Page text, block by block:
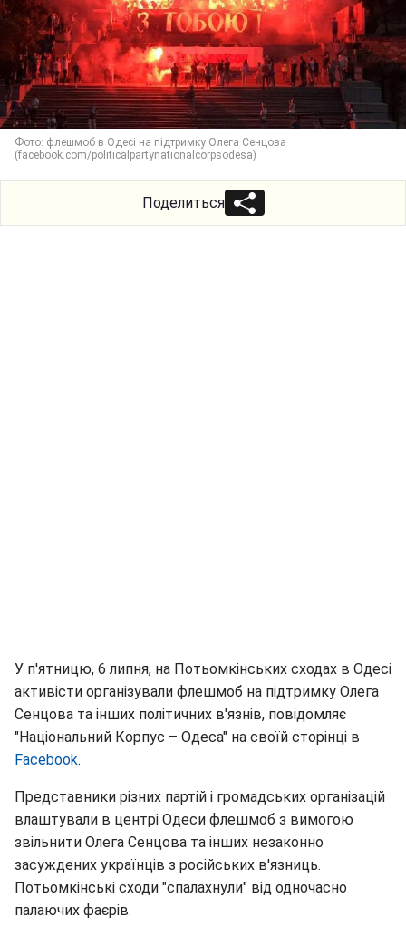
Фото: флешмоб в Одесі на підтримку Олега Сенцова
(facebook.com/politicalpartynationalcorpsodesa)
Поделиться
У п'ятницю, 6 липня, на Потьомкінських сходах в Одесі
активісти організували флешмоб на підтримку Олега
Сенцова та інших політичних в'язнів, повідомляє
"Національний Корпус – Одеса" на своїй сторінці в
Facebook.
Представники різних партій і громадських організацій
влаштували в центрі Одеси флешмоб з вимогою
звільнити Олега Сенцова та інших незаконно
засуждених українців з російських в'язниць.
Потьомкінські сходи "спалахнули" від одночасно
палаючих фаєрів.